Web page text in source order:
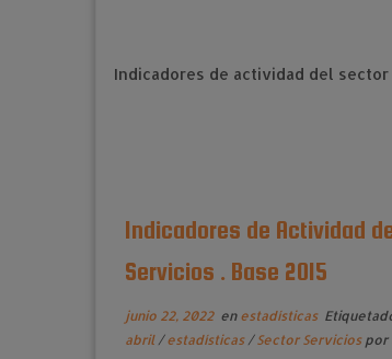
Indicadores de Actividad
Servicios . Base 2015
junio 22, 2022en estadísticas
abril /estadísticas /Sector Servicios por